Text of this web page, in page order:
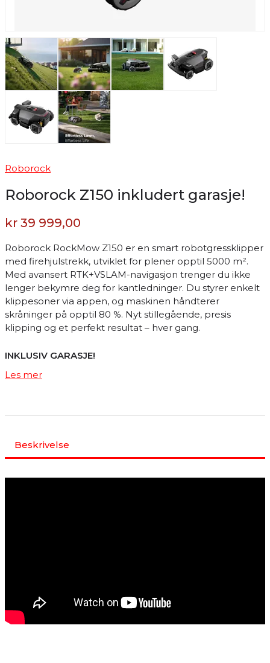
Roborock
Roborock Z150 inkludert garasje!
kr 39 999,00
Roborock RockMow Z150 er en smart robotgressklipper
med firehjulstrekk, utviklet for plener opptil 5000 m².
Med avansert RTK+VSLAM-navigasjon trenger du ikke
lenger bekymre deg for kantledninger. Du styrer enkelt
klippesoner via appen, og maskinen håndterer
skråninger på opptil 80 %. Nyt stillegående, presis
klipping og et perfekt resultat – hver gang.
INKLUSIV GARASJE!
Les mer
Beskrivelse